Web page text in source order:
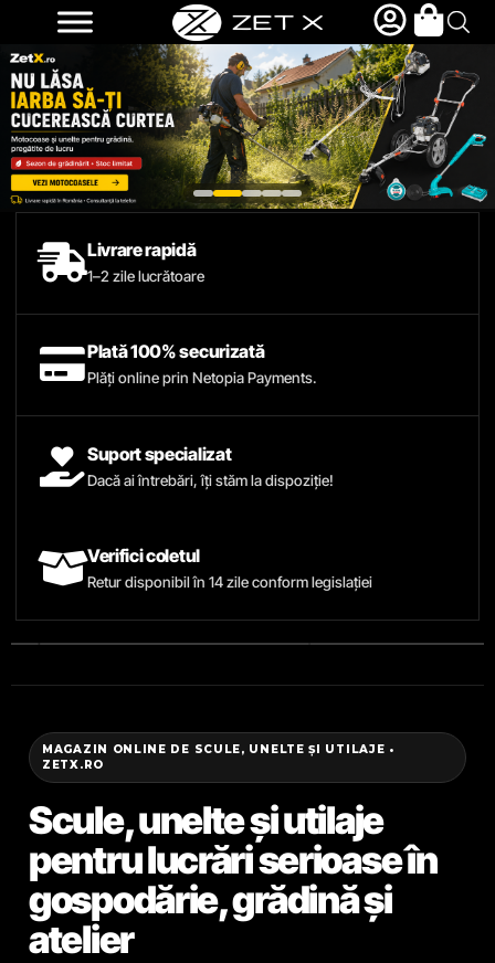
Livrare rapidă
1–2 zile lucrătoare
Plată 100% securizată
Plăți online prin Netopia Payments.
Suport specializat
Dacă ai întrebări, îți stăm la dispoziție!
Verifici coletul
Retur disponibil în 14 zile conform legislației
MAGAZIN ONLINE DE SCULE, UNELTE ȘI UTILAJE •
ZETX.RO
Scule, unelte și utilaje
pentru lucrări serioase în
gospodărie, grădină și
atelier